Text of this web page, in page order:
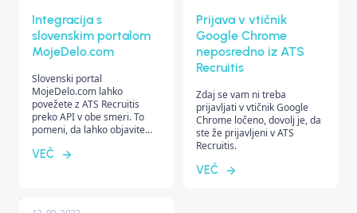
Integracija s
slovenskim portalom
MojeDelo.com
Slovenski portal
MojeDelo.com lahko
povežete z ATS Recruitis
preko API v obe smeri. To
pomeni, da lahko objavite
iz Recruitis na portal, prav
VEČ
Prijava v vtičnik
Google Chrome
neposredno iz ATS
Recruitis
Zdaj se vam ni treba
prijavljati v vtičnik Google
Chrome ločeno, dovolj je, da
ste že prijavljeni v ATS
Recruitis.
VEČ